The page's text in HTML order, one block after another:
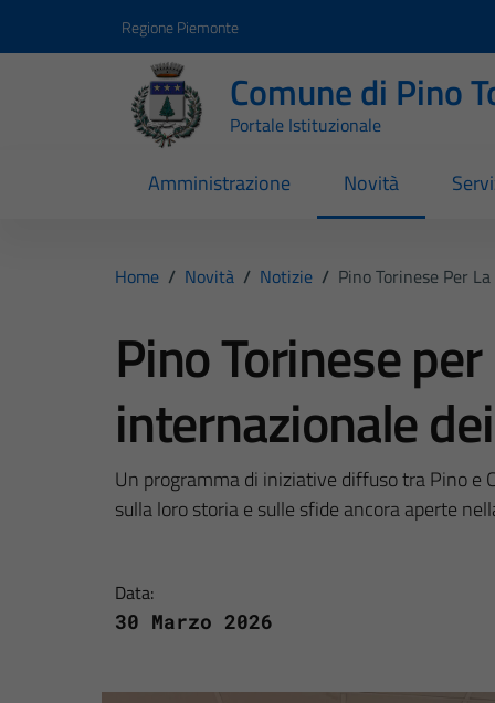
Regione Piemonte
Comune di Pino
Portale Istituzionale
Amministrazione Novità
Home / Novità / Notizie / Pino Torinese Per
Pino Torinese
internazionale
Un programma di iniziative diffuso tra Pino e
sulla loro storia e sulle sfide ancora aperte
Data:
30 Marzo 2026